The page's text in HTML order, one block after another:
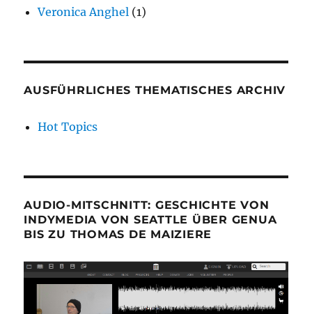
Veronica Anghel (1)
AUSFÜHRLICHES THEMATISCHES ARCHIV
Hot Topics
AUDIO-MITSCHNITT: GESCHICHTE VON
INDYMEDIA VON SEATTLE ÜBER GENUA
BIS ZU THOMAS DE MAIZIERE